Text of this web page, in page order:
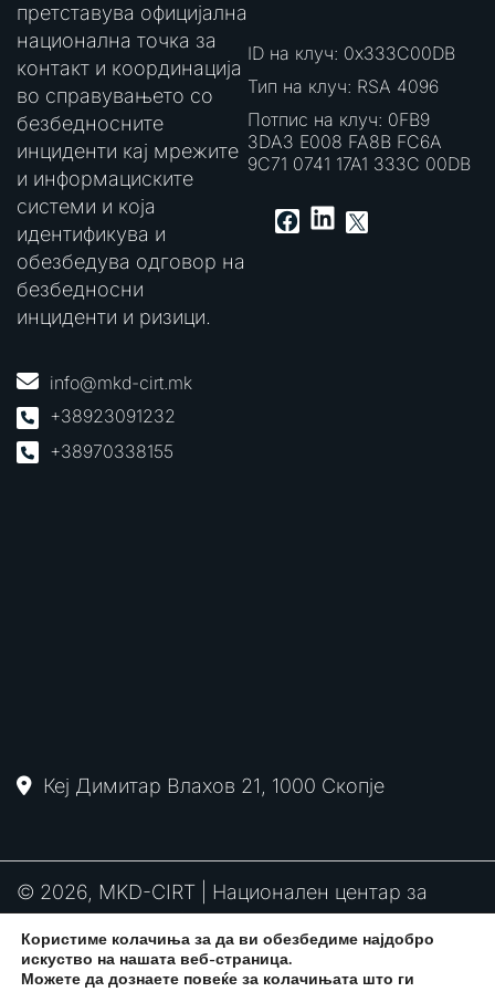
Користиме колачиња за да ви обезбедиме најдобро
искуство на нашата веб-страница.
Можете да дознаете повеќе за колачињата што ги
претставува официјална
национална точка за
контакт и координација
во справувањето со
безбедносните
инциденти кај мрежите
и информациските
системи и која
идентификува и
обезбедува одговор на
безбедносни
инциденти и ризици.
info@mkd-cirt.mk
+38923091232
+38970338155
ID на клуч: 0x333C00DB
Тип на клуч: RSA 4096
Потпис на клуч: 0FB9
3DA3 E008 FA8B FC6A
9C71 0741 17A1 333C 00DB
Facebook
LinkedIn
X
Кеј Димитар Влахов 21, 1000 Скопје
© 2026, MKD-CIRT | Национален центар за
одговор на компјутерски инциденти
PGP
потпис
RFC2350 Политика за привантост